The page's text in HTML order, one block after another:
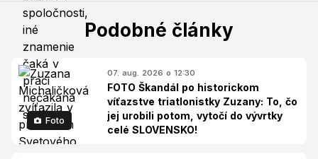
Podobné články
Foto
07. aug. 2026 o 12:30
FOTO Škandál po historickom
víťazstve triatlonistky Zuzany: To, čo
jej urobili potom, vytočí do vývrtky
celé SLOVENSKO!